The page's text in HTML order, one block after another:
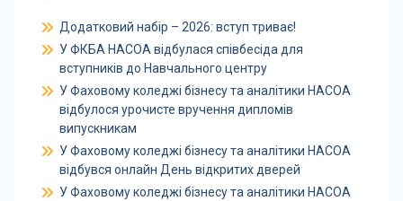
Додатковий набір – 2026: вступ триває!
У ФКБА НАСОА відбулася співбесіда для
вступників до Навчального центру
У Фаховому коледжі бізнесу та аналітики НАСОА
відбулося урочисте вручення дипломів
випускникам
У Фаховому коледжі бізнесу та аналітики НАСОА
відбувся онлайн День відкритих дверей
У Фаховому коледжі бізнесу та аналітики НАСОА